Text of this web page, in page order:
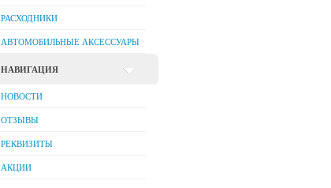
РАСХОДНИКИ
АВТОМОБИЛЬНЫЕ АКСЕССУАРЫ
НАВИГАЦИЯ
НОВОСТИ
ОТЗЫВЫ
РЕКВИЗИТЫ
АКЦИИ